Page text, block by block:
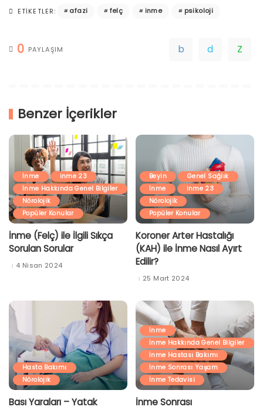
ETIKETLER: afazi felç inme psikoloji
0 PAYLAŞIM
Benzer İçerikler
İnme
inme 23
İnme Hakkında Genel Bilgiler
Nörolojik
Popüler Konular
İnme (Felç) ile İlgili Sıkça
Sorulan Sorular
4 Nisan 2024
Beyin
Genel Sağlık
İnme
inme 23
Nörolojik
Popüler Konular
Koroner Arter Hastalığı
(KAH) ile İnme Nasıl Ayırt
Edilir?
25 Mart 2024
Hasta Bakımı
Nörolojik
Bası Yaraları – Yatak
İnme
İnme Hakkında Genel Bilgiler
İnme Hastası Bakımı
İnme Sonrası Yaşam
İnme Tedavisi
İnme Sonrası